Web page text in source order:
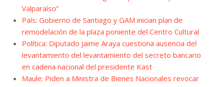
Valparaíso”
País: Gobierno de Santiago y GAM inician plan de
remodelación de la plaza poniente del Centro Cultural
Política: Diputado Jaime Araya cuestiona ausencia del
levantamiento del levantamiento del secreto bancario
en cadena nacional del presidente Kast
Maule: Piden a Ministra de Bienes Nacionales revocar